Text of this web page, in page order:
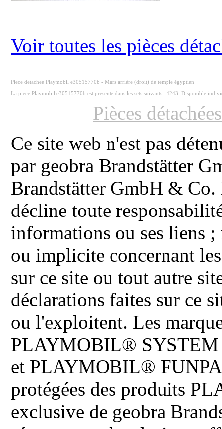
Voir toutes les pièces
Piece detachee Playmobil e30515770b - Murs arrière (droit) de temple égyptien
La piece Playmobil e30515770b est presente dans les sets suivants : 4243. Disponible
Pièces
Ce site web n'est pas
par geobra Brandstätter
Brandstätter GmbH & Co.
décline toute
informations ou ses liens ;
ou implicite concernant
sur ce site ou tout autre
déclarations faites sur ce
ou l'exploitent. Les
PLAYMOBIL®
et PLAYMOBIL®
protégées des produits
exclusive de geobra